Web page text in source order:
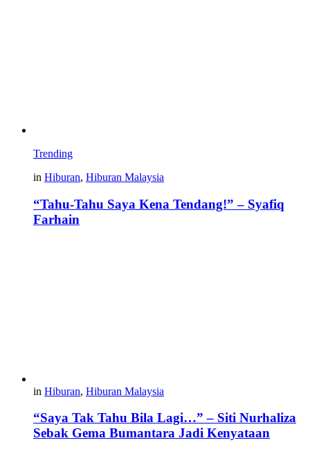
Trending
in Hiburan, Hiburan Malaysia
“Tahu-Tahu Saya Kena Tendang!” – Syafiq
Farhain
in Hiburan, Hiburan Malaysia
“Saya Tak Tahu Bila Lagi…” – Siti Nurhaliza
Sebak Gema Bumantara Jadi Kenyataan